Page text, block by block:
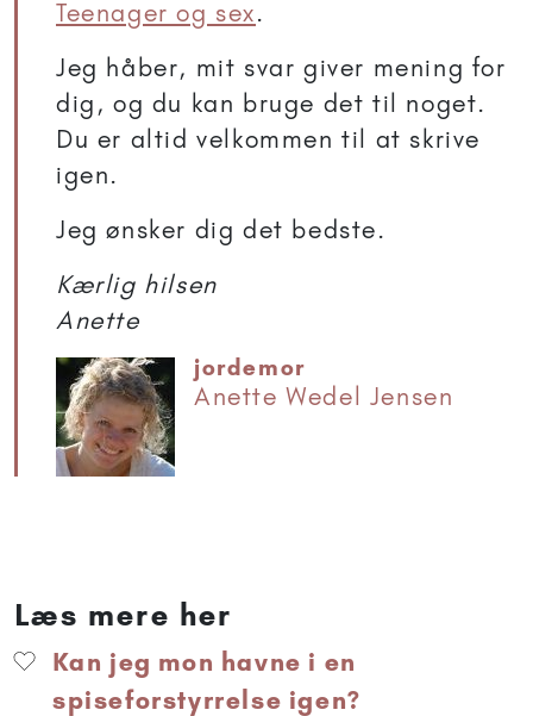
Teenager og sex.
Jeg håber, mit svar giver mening for
dig, og du kan bruge det til noget.
Du er altid velkommen til at skrive
igen.
Jeg ønsker dig det bedste.
Kærlig hilsen
Anette
jordemor
Anette Wedel Jensen
Læs mere her
Kan jeg mon havne i en
spiseforstyrrelse igen?